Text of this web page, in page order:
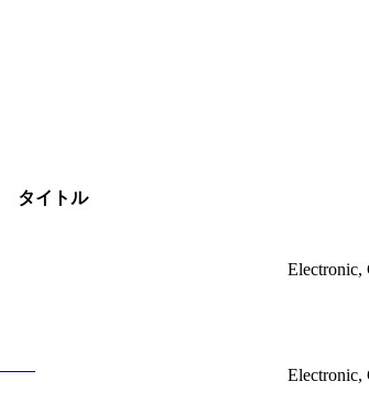
タイトル
Electronic,
Electronic,